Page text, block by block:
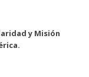
y Misión